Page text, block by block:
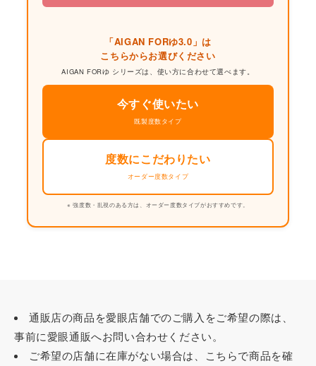
「AIGAN FORゆ3.0」は
こちらからお選びください
AIGAN FORゆ シリーズは、使い方に合わせて選べます。
今すぐ使いたい
既製度数タイプ
度数にこだわりたい
オーダー度数タイプ
※ 強度数・乱視のある方は、オーダー度数タイプがおすすめです。
通販店の商品を愛眼店舗でのご購入をご希望の際は、
事前に愛眼通販へお問い合わせください。
ご希望の店舗に在庫がない場合は、こちらで商品を確